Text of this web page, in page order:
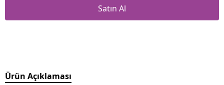
Satın Al
Ürün Açıklaması